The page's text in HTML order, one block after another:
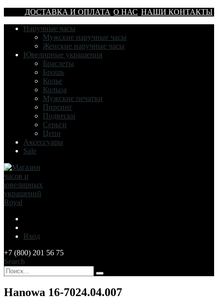
ДОСТАВКА И ОПЛАТА О НАС НАШИ КОНТАКТЫ
Наручные часы
Мужские наручные часы
Женские наручные часы
Ювелирные украшения
Браслеты
Брошь
Колье
Кольца
Мужские печатки
Пирсинг
Подвески
Серьги
Цепи
Аксессуары
Sale
Вход
+7 (800) 201 56 75
Search
Hanowa 16-7024.04.007